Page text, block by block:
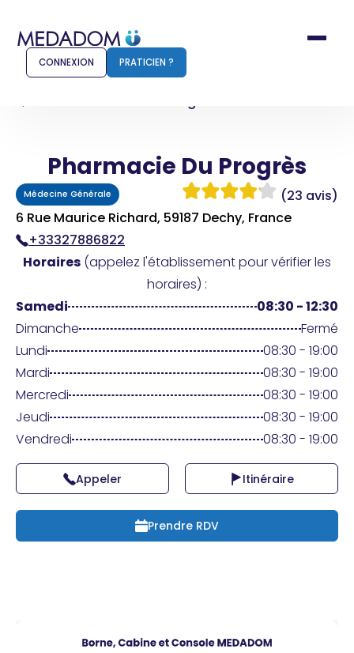
Comment ça marche ?
Pour les patients
Pharmacien
Connexion
Praticien ?
CONNEXION PRATICIEN ?
Pharmacie Du Progrès
Pharmacie Du Progrès
Médecine Générale
(23 avis)
6 Rue Maurice Richard, 59187 Dechy, France
+33327886822
Horaires (appelez l'établissement pour vérifier les
horaires) :
Samedi
08:30 - 12:30
Dimanche
Fermé
Lundi
08:30 - 19:00
Mardi
08:30 - 19:00
Mercredi
08:30 - 19:00
Jeudi
08:30 - 19:00
Vendredi
08:30 - 19:00
Appeler Itinéraire
Prendre RDV